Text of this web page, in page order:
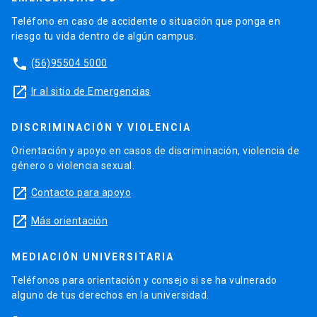
Teléfono en caso de accidente o situación que ponga en
riesgo tu vida dentro de algún campus.
phone (56)95504 5000
launch Ir al sitio de Emergencias
DISCRIMINACIÓN Y VIOLENCIA
Orientación y apoyo en casos de discriminación, violencia de
género o violencia sexual.
launch Contacto para apoyo
launch Más orientación
MEDIACIÓN UNIVERSITARIA
Teléfonos para orientación y consejo si se ha vulnerado
alguno de tus derechos en la universidad.